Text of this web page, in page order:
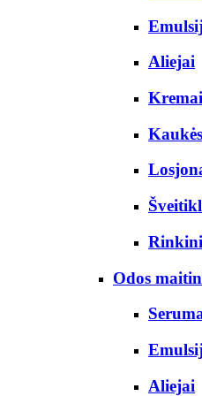
Aliejai
Kremai
Kaukės
Odos
Aliejai